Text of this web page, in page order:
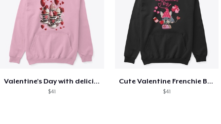
Valentine's Day with delicious food
$41
Cute Valentine Frenchie Bulldog
$41